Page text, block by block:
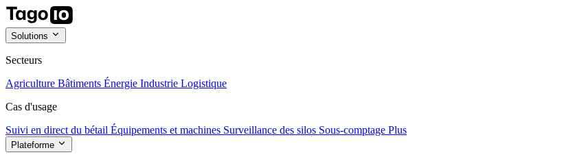
Solutions
Secteurs
Agriculture Bâtiments Énergie Industrie Logistique
Cas d'usage
Suivi en direct du bétail Équipements et machines Surveillance des silos Sous-comptage Plus
Plateforme